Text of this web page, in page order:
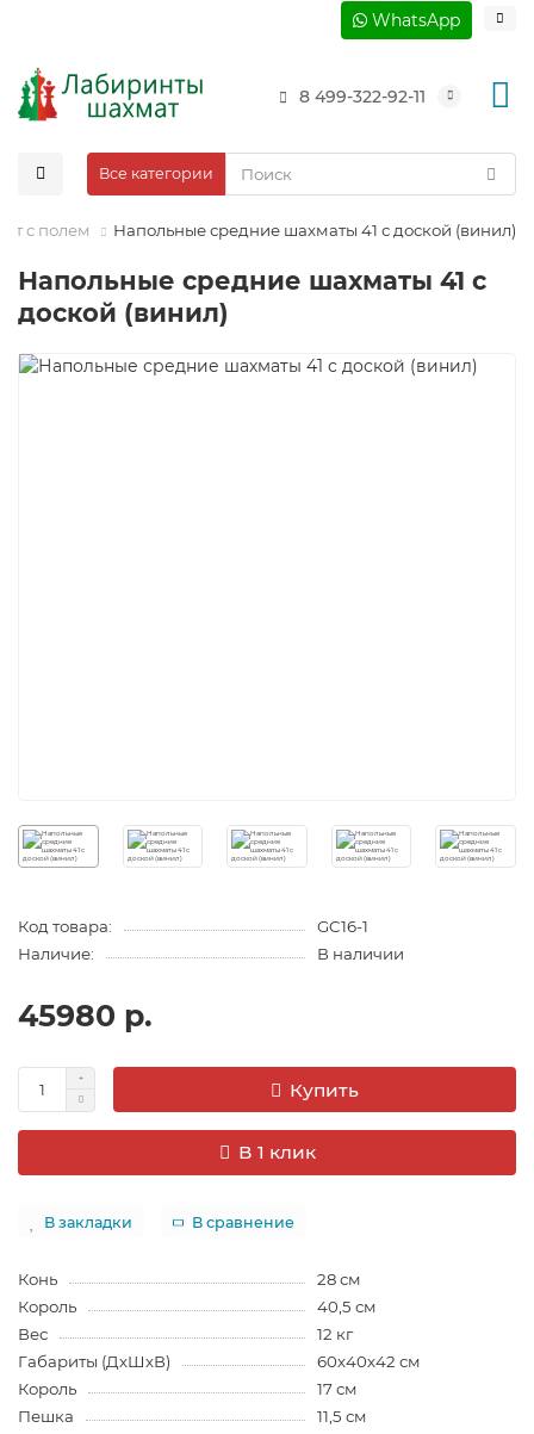
WhatsApp
8 499-322-92-11
Все категории
c полем Напольные средние шахматы 41 с доской (винил)
Напольные средние шахматы 41 с
доской (винил)
Код товара:
GC16-1
Наличие:
В наличии
45980 р.
Купить
В 1 клик
В закладки В сравнение
Конь
28 см
Король
40,5 см
Вес
12 кг
Габариты (ДхШхВ)
60х40х42 см
Король
17 см
Пешка
11,5 см